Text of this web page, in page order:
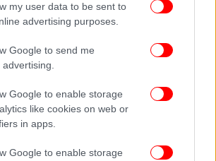
my user data to be sent to
advertising purposes.
Google to send me
Google to enable storage
like cookies on web or
in apps.
Google to enable storage